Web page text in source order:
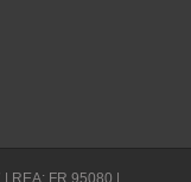
REA: FR 95080 |